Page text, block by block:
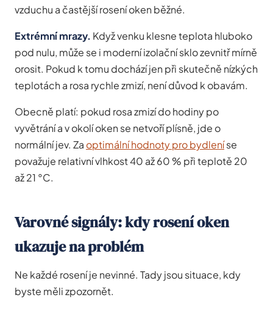
vzduchu a častější rosení oken běžné.
Extrémní mrazy. Když venku klesne teplota hluboko
pod nulu, může se i moderní izolační sklo zevnitř mírně
orosit. Pokud k tomu dochází jen při skutečně nízkých
teplotách a rosa rychle zmizí, není důvod k obavám.
Obecně platí: pokud rosa zmizí do hodiny po
vyvětrání a v okolí oken se netvoří plísně, jde o
normální jev. Za optimální hodnoty pro bydleníse
považuje relativní vlhkost 40 až 60 % při teplotě 20
až 21 °C.
Varovné signály: kdy rosení oken
ukazuje na problém
Ne každé rosení je nevinné. Tady jsou situace, kdy
byste měli zpozornět.